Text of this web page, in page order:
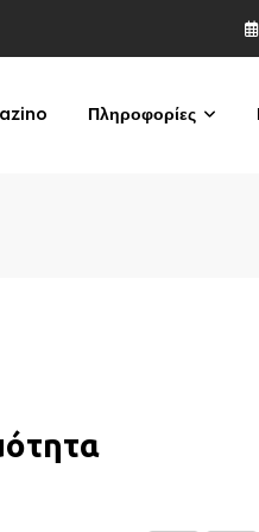
Πληροφορίες